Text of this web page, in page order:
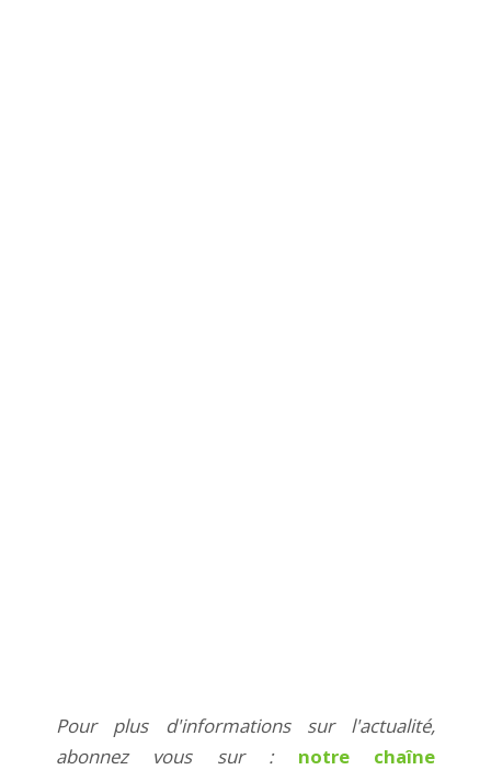
Pour plus d'informations sur l'actualité,
abonnez vous sur : notre chaîne